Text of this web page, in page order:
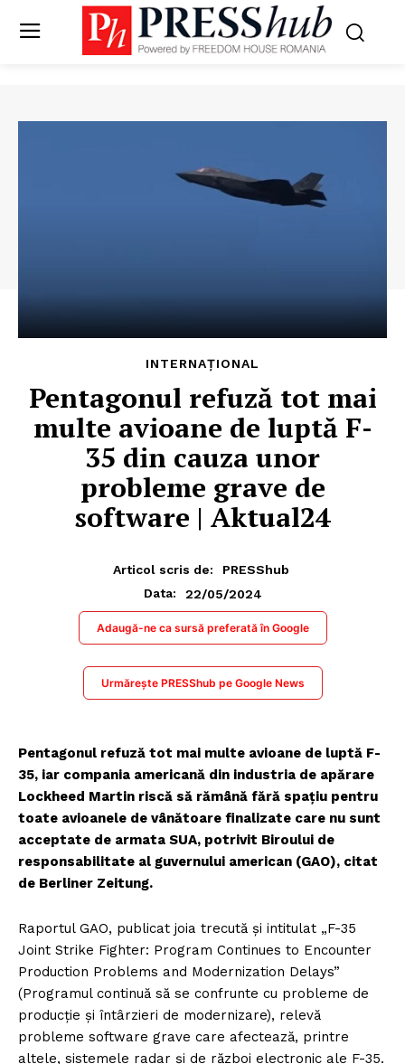
INTERNAȚIONAL
Pentagonul refuză tot mai
multe avioane de luptă F-
35 din cauza unor
probleme grave de
software | Aktual24
Articol scris de:
PRESShub
Data:
22/05/2024
Adaugă-ne ca sursă preferată în Google
Urmărește PRESShub pe Google News
Pentagonul refuză tot mai multe avioane de luptă F-
35, iar compania americană din industria de apărare
Lockheed Martin riscă să rămână fără spațiu pentru
toate avioanele de vânătoare finalizate care nu sunt
acceptate de armata SUA, potrivit Biroului de
responsabilitate al guvernului american (GAO), citat
de Berliner Zeitung.
Raportul GAO, publicat joia trecută și intitulat „F-35
Joint Strike Fighter: Program Continues to Encounter
Production Problems and Modernization Delays”
(Programul continuă să se confrunte cu probleme de
producție și întârzieri de modernizare), relevă
probleme software grave care afectează, printre
altele, sistemele radar și de război electronic ale F-35.